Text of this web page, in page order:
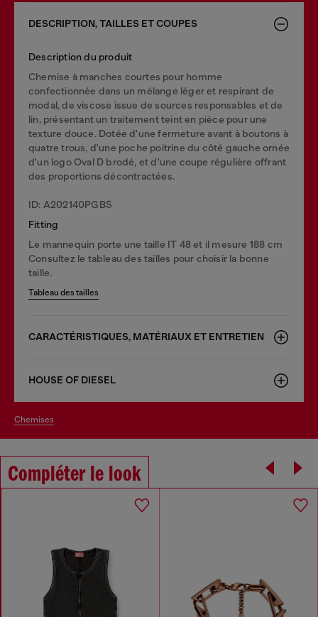
DESCRIPTION, TAILLES ET COUPES
Description du produit
Chemise à manches courtes pour homme
confectionnée dans un mélange léger et respirant de
modal, de viscose issue de sources responsables et de
lin, présentant un traitement teint en pièce pour une
texture douce. Dotée d'une fermeture avant à boutons à
quatre trous, d'une poche poitrine du côté gauche ornée
d'un logo Oval D brodé, et d'une coupe régulière offrant
des proportions décontractées.
ID: A202140PGBS
Fitting
Le mannequin porte une taille IT 48 et il mesure 188 cm
Consultez le tableau des tailles pour choisir la bonne
taille.
Tableau des tailles
CARACTÉRISTIQUES, MATÉRIAUX ET ENTRETIEN
HOUSE OF DIESEL
chemises
Compléter le look